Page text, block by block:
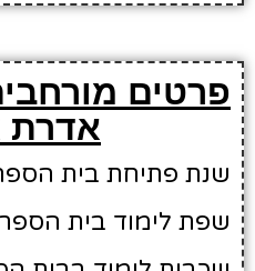
פרטים
אדרת
שנת פתיחת בית הספר:
שפת לימוד בית